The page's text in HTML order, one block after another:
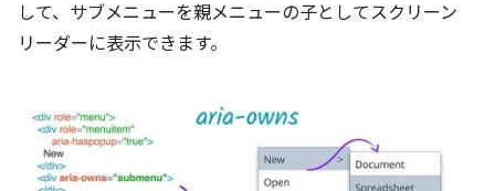
して、サブメニューを親メニューの子としてスクリーン
リーダーに表示できます。